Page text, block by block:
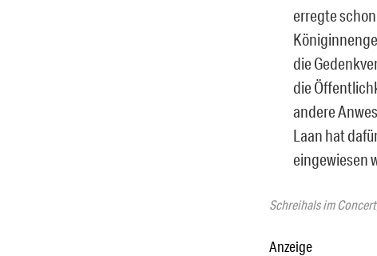
Schreihals im
erregte
die
die
andere
Laan hat
eingewiesen
Anzeige